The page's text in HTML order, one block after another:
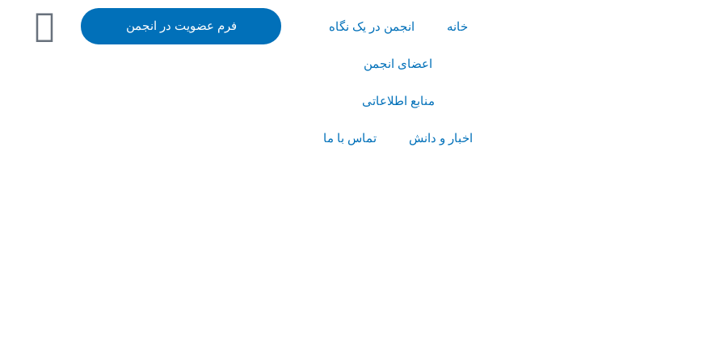
خانه انجمن در یک نگاه
اعضای انجمن
منابع اطلاعاتی
اخبار و دانش تماس با ما
فرم عضویت در انجمن